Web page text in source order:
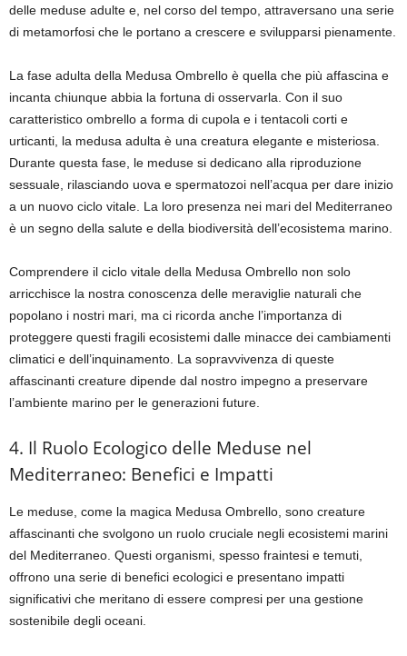
delle meduse adulte e, nel corso del tempo, attraversano una serie
di metamorfosi che le portano a crescere e svilupparsi pienamente.
La fase adulta della Medusa Ombrello è quella che più affascina e
incanta chiunque abbia la fortuna di osservarla. Con il suo
caratteristico ombrello a forma di cupola e i tentacoli corti e
urticanti, la medusa adulta è una creatura elegante e misteriosa.
Durante questa fase, le meduse si dedicano alla riproduzione
sessuale, rilasciando uova e spermatozoi nell’acqua per dare inizio
a un nuovo ciclo vitale. La loro presenza nei mari del Mediterraneo
è un segno della salute e della biodiversità dell’ecosistema marino.
Comprendere il ciclo vitale della Medusa Ombrello non solo
arricchisce la nostra conoscenza delle meraviglie naturali che
popolano i nostri mari, ma ci ricorda anche l’importanza di
proteggere questi fragili ecosistemi dalle minacce dei cambiamenti
climatici e dell’inquinamento. La sopravvivenza di queste
affascinanti creature dipende dal nostro impegno a preservare
l’ambiente marino per le generazioni future.
4. Il Ruolo Ecologico delle Meduse nel
Mediterraneo: Benefici e Impatti
Le meduse, come la magica Medusa Ombrello, sono creature
affascinanti che svolgono un ruolo cruciale negli ecosistemi marini
del Mediterraneo. Questi organismi, spesso fraintesi e temuti,
offrono una serie di benefici ecologici e presentano impatti
significativi che meritano di essere compresi per una gestione
sostenibile degli oceani.